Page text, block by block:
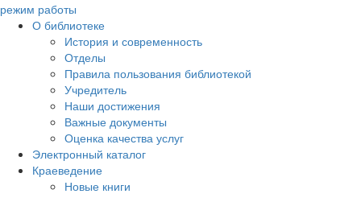
режим работы
О библиотеке
История и современность
Отделы
Правила пользования библиотекой
Учредитель
Наши достижения
Важные документы
Оценка качества услуг
Электронный каталог
Краеведение
Новые книги